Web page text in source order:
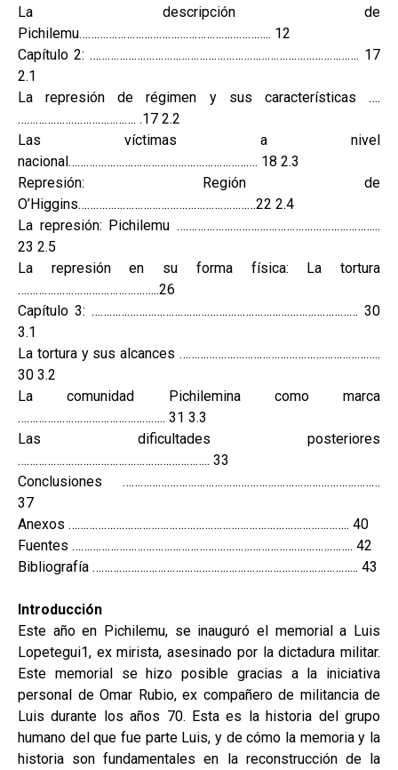
La descripción de
Pichilemu……………………………………………………….. 12
Capítulo 2: ………………………………………………………………………………. 17
2.1
La represión de régimen y sus características ….
…………………………………. .17 2.2
Las víctimas a nivel
nacional………………………………………………………. 18 2.3
Represión: Región de
O’Higgins……………………………………………………22 2.4
La represión: Pichilemu …………………………………………………………...
23 2.5
La represión en su forma física: La tortura
………………………………………...26
Capítulo 3: ……………………………………………………………………………… 30
3.1
La tortura y sus alcances …………………………………………………………..
30 3.2
La comunidad Pichilemina como marca
………………………………………….. 31 3.3
Las dificultades posteriores
……………………………………………………….. 33
Conclusiones ……………………………………………………………………………
37
Anexos ………………………………………………………………………………….. 40
Fuentes ………………………………………………………………………………….. 42
Bibliografía ……………………………………………………………………………... 43
Introducción
Este año en Pichilemu, se inauguró el memorial a Luis
Lopetegui1, ex mirista, asesinado por la dictadura militar.
Este memorial se hizo posible gracias a la iniciativa
personal de Omar Rubio, ex compañero de militancia de
Luis durante los años 70. Esta es la historia del grupo
humano del que fue parte Luis, y de cómo la memoria y la
historia son fundamentales en la reconstrucción de la